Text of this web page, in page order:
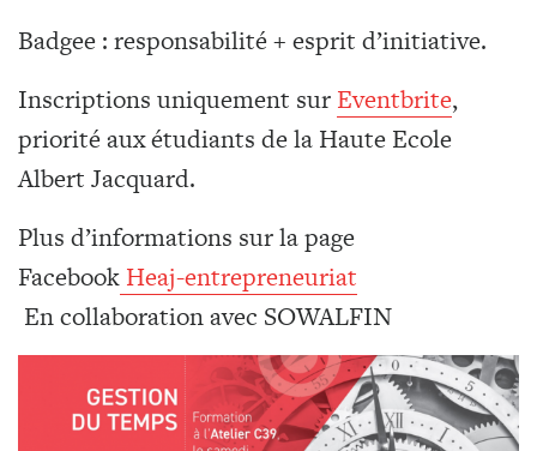
Badgee : responsabilité + esprit d’initiative.
Inscriptions uniquement sur Eventbrite,
priorité aux étudiants de la Haute Ecole
Albert Jacquard.
Plus d’informations sur la page
Facebook Heaj-entrepreneuriat
En collaboration avec SOWALFIN